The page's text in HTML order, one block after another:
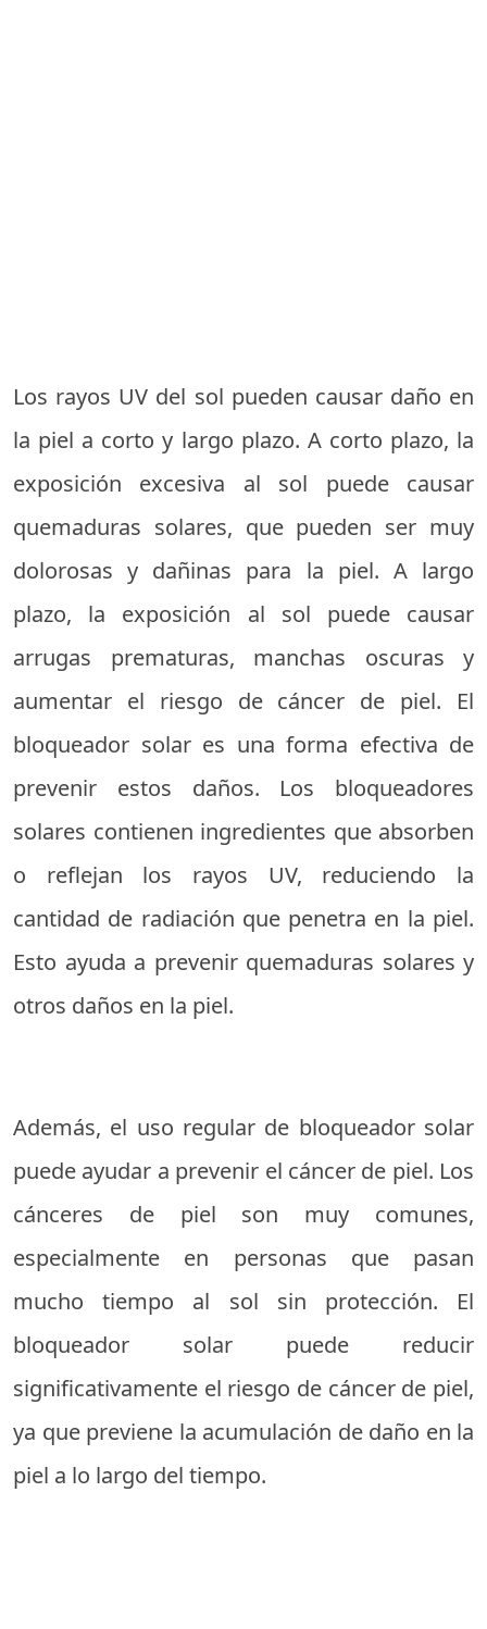
Los rayos UV del sol pueden causar daño en
la piel a corto y largo plazo. A corto plazo, la
exposición excesiva al sol puede causar
quemaduras solares, que pueden ser muy
dolorosas y dañinas para la piel. A largo
plazo, la exposición al sol puede causar
arrugas prematuras, manchas oscuras y
aumentar el riesgo de cáncer de piel. El
bloqueador solar es una forma efectiva de
prevenir estos daños. Los bloqueadores
solares contienen ingredientes que absorben
o reflejan los rayos UV, reduciendo la
cantidad de radiación que penetra en la piel.
Esto ayuda a prevenir quemaduras solares y
otros daños en la piel.
Además, el uso regular de bloqueador solar
puede ayudar a prevenir el cáncer de piel. Los
cánceres de piel son muy comunes,
especialmente en personas que pasan
mucho tiempo al sol sin protección. El
bloqueador solar puede reducir
significativamente el riesgo de cáncer de piel,
ya que previene la acumulación de daño en la
piel a lo largo del tiempo.